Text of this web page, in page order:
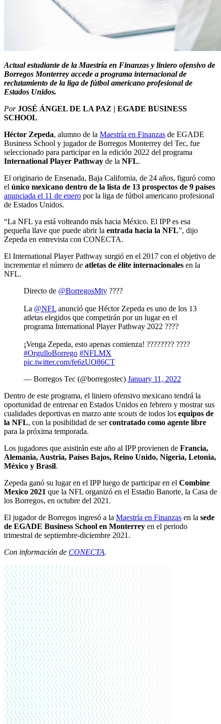
Actual estudiante de la Maestría en Finanzas y liniero ofensivo de
Borregos Monterrey accede a programa internacional de
reclutamiento de la liga de fútbol americano profesional de
Estados Unidos.
Por JOSÉ ÁNGEL DE LA PAZ | EGADE BUSINESS
SCHOOL
Héctor Zepeda, alumno de la Maestría en Finanzas de EGADE
Business School y jugador de Borregos Monterrey del Tec, fue
seleccionado para participar en la edición 2022 del programa
International Player Pathway de la NFL.
El originario de Ensenada, Baja California, de 24 años, figuró como
el único mexicano dentro de la lista de 13 prospectos de 9 países
anunciada el 11 de enero por la liga de fútbol americano profesional
de Estados Unidos.
“La NFL ya está volteando más hacia México. El IPP es esa
pequeña llave que puede abrir la entrada hacia la NFL”, dijo
Zepeda en entrevista con CONECTA.
El International Player Pathway surgió en el 2017 con el objetivo de
incrementar el número de atletas de élite internacionales en la
NFL.
Directo de @BorregosMty ????
La @NFL anunció que Héctor Zepeda es uno de los 13
atletas elegidos que competirán por un lugar en el
programa International Player Pathway 2022 ????
¡Venga Zepeda, esto apenas comienza! ???????? ????
#OrgulloBorrego #NFLMX
pic.twitter.com/fe6zUO86CT
— Borregos Tec (@borregostec) January 11, 2022
Dentro de este programa, el liniero ofensivo mexicano tendrá la
oportunidad de entrenar en Estados Unidos en febrero y mostrar sus
cualidades deportivas en marzo ante scouts de todos los equipos de
la NFL, con la posibilidad de sercontratado como agente libre
para la próxima temporada.
Los jugadores que asistirán este año al IPP provienen de Francia,
Alemania, Austria, Países Bajos, Reino Unido, Nigeria, Letonia,
México y Brasil.
Zepeda ganó su lugar en el IPP luego de participar en el Combine
Mexico 2021 que la NFL organizó en el Estadio Banorte, la Casa de
los Borregos, en octubre del 2021.
El jugador de Borregos ingresó a la Maestría en Finanzas en la sede
de EGADE Business School en Monterrey en el periodo
trimestral de septiembre-diciembre 2021.
Con información de CONECTA.